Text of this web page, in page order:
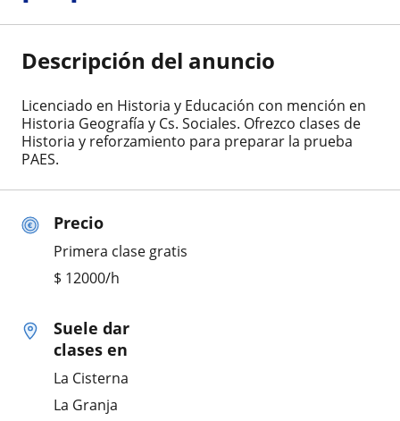
Precio
Primera clase gratis
$ 12000/h
Suele dar
clases en
La Cisterna
La Granja
Descripción del anuncio
Licenciado en Historia y Educación con mención en
Historia Geografía y Cs. Sociales. Ofrezco clases de
Historia y reforzamiento para preparar la prueba
PAES.